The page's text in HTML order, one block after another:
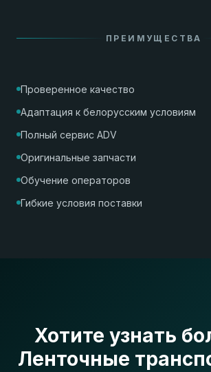
ПРЕИМУЩЕСТВА
Проверенное качество
Адаптация к белорусским условиям
Полный сервис ADV
Оригинальные запчасти
Обучение операторов
Гибкие условия поставки
Хотите узнать
Ленточные